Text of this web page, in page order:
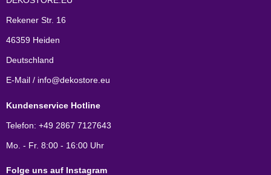
Rekener Str. 16
46359 Heiden
Deutschland
E-Mail / info@dekostore.eu
Kundenservice Hotline
Telefon: +49 2867 7127643
Mo. - Fr. 8:00 - 16:00 Uhr
Folge uns auf Instagram